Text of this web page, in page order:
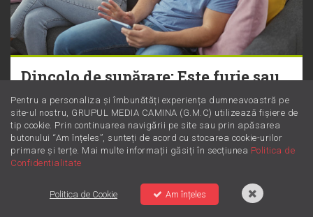
Dincolo de supărare: Este furie sau
iritare? Învață să le diferențiezi
Pentru a personaliza și îmbunătăți experiența dumneavoastră pe
site-ul nostru, GRUPUL MEDIA CAMINA (G.M.C) utilizează fișiere de
tip cookie. Prin continuarea navigării pe site sau prin apăsarea
butonului “Am înțeles”, sunteți de acord cu stocarea cookie-urilor
primare și terțe. Mai multe informații găsiți în secțiunea Politica de
Confidentialitate
Politica de Cookie Am înțeles